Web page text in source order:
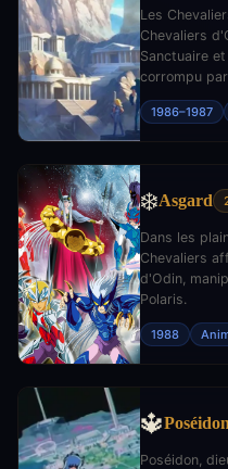
Les
Chevaliers
Sanctuaire
corrompu
1986–1987
❄️Asgard
Dans les
Chevaliers
d'Odin,
Polaris.
1988
🔱Poséidon
Poséidon,